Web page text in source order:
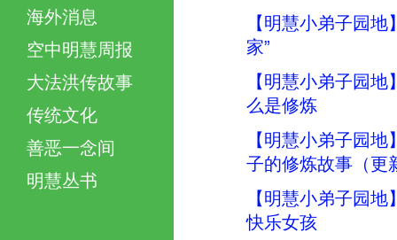
海外消息
空中明慧周报
大法洪传故事
传统文化
善恶一念间
明慧丛书
【明慧小弟子园
家”
【明慧小弟子园
么是修炼
【明慧小弟子园
子的修炼故事（更
【明慧小弟子园
快乐女孩